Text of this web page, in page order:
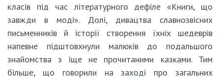
класів під час літературного дефіле «Книги, що
завжди в моді». Долі, дивацтва славнозвісних
письменників й історії створення їхніх шедеврів
напевне підштовхнули малюків до подальшого
знайомства з іще не прочитаними казками. Тим
більше, що говорили на заході про загальних